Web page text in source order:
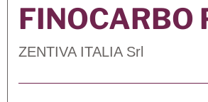
FINOCARBO
ZENTIVA ITALIA Srl